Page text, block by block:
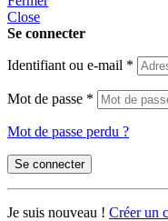
Close
Se connecter
Identifiant ou e-mail *
Mot de passe *
Mot de passe perdu ?
Se connecter
Je suis nouveau ! Créer un